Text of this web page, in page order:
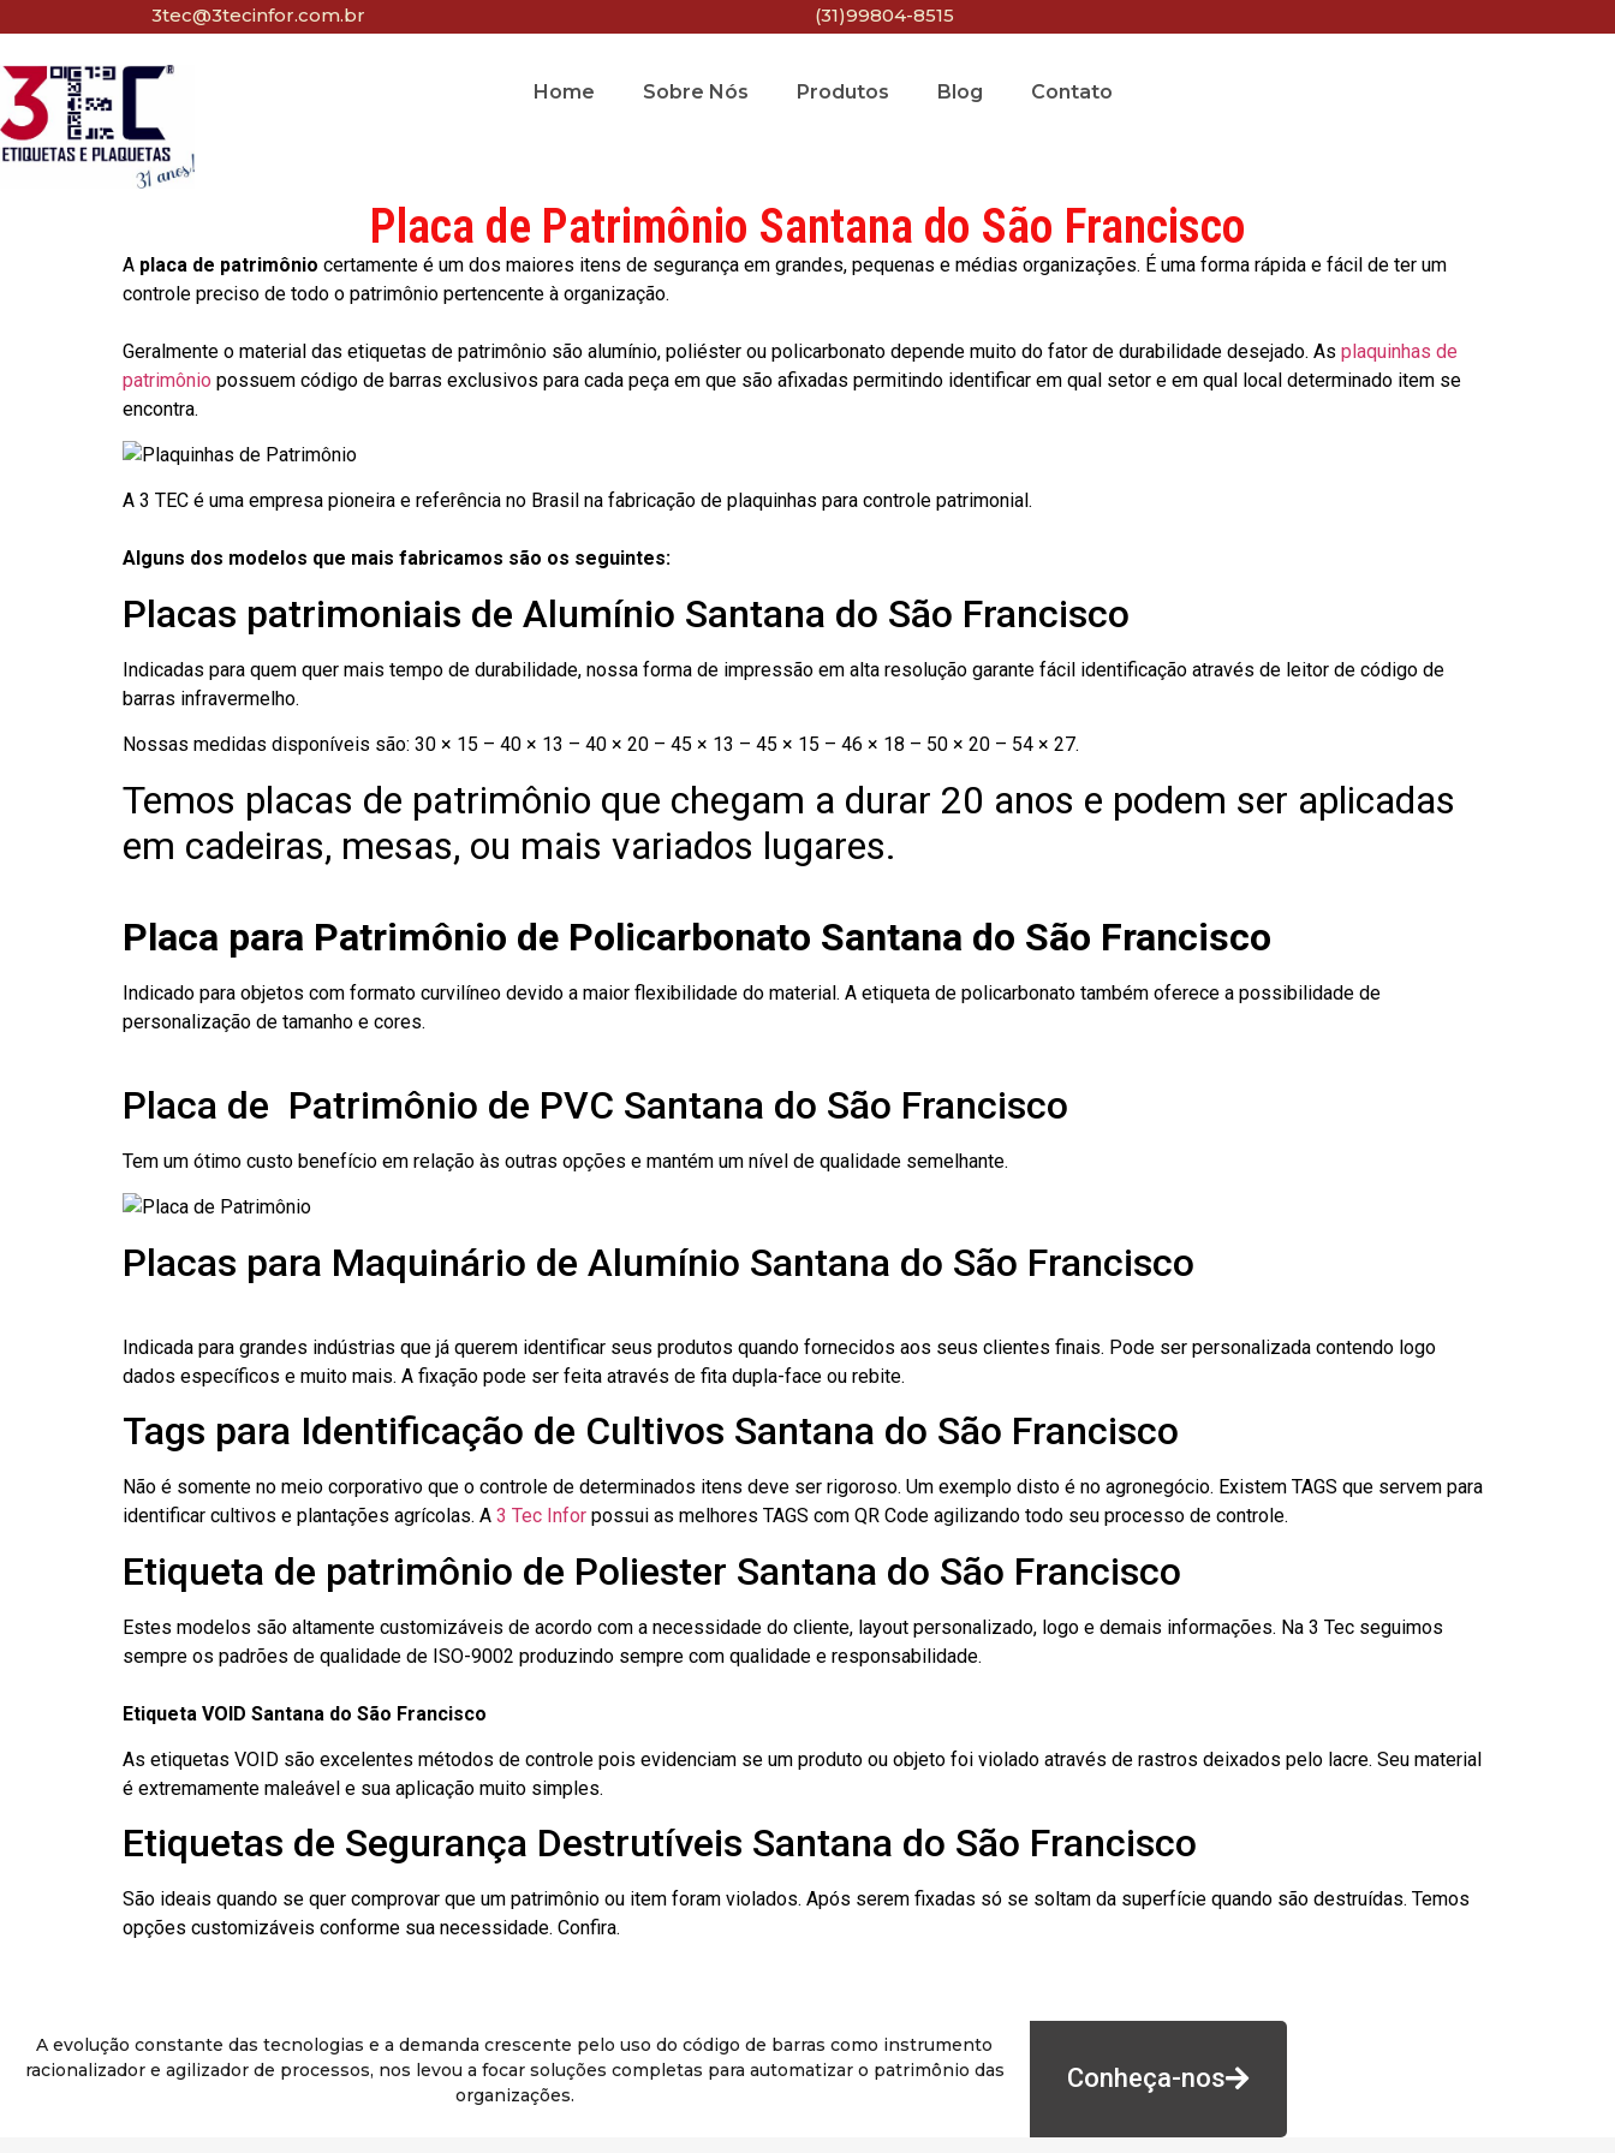
3tec@3tecinfor.com.br (31)99804-8515
Home Sobre Nós Produtos Blog Contato
Placa de Patrimônio Santana do São Francisco
A placa de patrimônio certamente é um dos maiores itens de segurança em grandes, pequenas e médias organizações. É uma forma rápida e fácil de ter um
controle preciso de todo o patrimônio pertencente à organização.
Geralmente o material das etiquetas de patrimônio são alumínio, poliéster ou policarbonato depende muito do fator de durabilidade desejado. As plaquinhas de
patrimônio possuem código de barras exclusivos para cada peça em que são afixadas permitindo identificar em qual setor e em qual local determinado item se
encontra.
A 3 TEC é uma empresa pioneira e referência no Brasil na fabricação de plaquinhas para controle patrimonial.
Alguns dos modelos que mais fabricamos são os seguintes:
Placas patrimoniais de Alumínio Santana do São Francisco
Indicadas para quem quer mais tempo de durabilidade, nossa forma de impressão em alta resolução garante fácil identificação através de leitor de código de
barras infravermelho.
Nossas medidas disponíveis são: 30 × 15 – 40 × 13 – 40 × 20 – 45 × 13 – 45 × 15 – 46 × 18 – 50 × 20 – 54 × 27.
Temos placas de patrimônio que chegam a durar 20 anos e podem ser aplicadas
em cadeiras, mesas, ou mais variados lugares.
Placa para Patrimônio de Policarbonato Santana do São Francisco
Indicado para objetos com formato curvilíneo devido a maior flexibilidade do material. A etiqueta de policarbonato também oferece a possibilidade de
personalização de tamanho e cores.
Placa de Patrimônio de PVC Santana do São Francisco
Tem um ótimo custo benefício em relação às outras opções e mantém um nível de qualidade semelhante.
Placas para Maquinário de Alumínio Santana do São Francisco
Indicada para grandes indústrias que já querem identificar seus produtos quando fornecidos aos seus clientes finais. Pode ser personalizada contendo logo
dados específicos e muito mais. A fixação pode ser feita através de fita dupla-face ou rebite.
Tags para Identificação de Cultivos Santana do São Francisco
Não é somente no meio corporativo que o controle de determinados itens deve ser rigoroso. Um exemplo disto é no agronegócio. Existem TAGS que servem para
identificar cultivos e plantações agrícolas. A 3 Tec Infor possui as melhores TAGS com QR Code agilizando todo seu processo de controle.
Etiqueta de patrimônio de Poliester Santana do São Francisco
Estes modelos são altamente customizáveis de acordo com a necessidade do cliente, layout personalizado, logo e demais informações. Na 3 Tec seguimos
sempre os padrões de qualidade de ISO-9002 produzindo sempre com qualidade e responsabilidade.
Etiqueta VOID Santana do São Francisco
As etiquetas VOID são excelentes métodos de controle pois evidenciam se um produto ou objeto foi violado através de rastros deixados pelo lacre. Seu material
é extremamente maleável e sua aplicação muito simples.
Etiquetas de Segurança Destrutíveis Santana do São Francisco
São ideais quando se quer comprovar que um patrimônio ou item foram violados. Após serem fixadas só se soltam da superfície quando são destruídas. Temos
opções customizáveis conforme sua necessidade. Confira.
A evolução constante das tecnologias e a demanda crescente pelo uso do código de barras como instrumento
racionalizador e agilizador de processos, nos levou a focar soluções completas para automatizar o patrimônio das
organizações.
Conheça-nos